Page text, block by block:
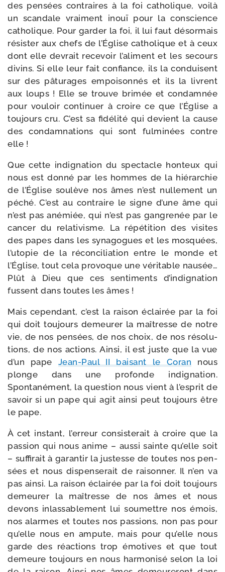
des pen­sées contraires à la foi catho­lique, voi­là
un scan­dale vrai­ment inouï pour la conscience
catho­lique. Pour gar­der la foi, il lui faut désor­mais
résis­ter aux chefs de l’Église catho­lique et à ceux
dont elle devrait rece­voir l’a­li­ment et les secours
divins. Si elle leur fait confiance, ils la conduisent
sur des pâtu­rages empoi­son­nés et ils la livrent
aux loups ! Elle se trouve bri­mée et condam­née
pour vou­loir conti­nuer à croire ce que l’Église a
tou­jours cru. C’est sa fidé­li­té qui devient la cause
des condam­na­tions qui sont ful­mi­nées contre
elle !
Que cette indi­gna­tion du spec­tacle hon­teux qui
nous est don­né par les hommes de la hié­rar­chie
de l’Église sou­lève nos âmes n’est nul­le­ment un
péché. C’est au contraire le signe d’une âme qui
n’est pas ané­miée, qui n’est pas gan­gre­née par le
can­cer du rela­ti­visme. La répé­ti­tion des visites
des papes dans les syna­gogues et les mos­quées,
l’u­to­pie de la récon­ci­lia­tion entre le monde et
l’Église, tout cela pro­voque une véri­table nau­sée…
Plût à Dieu que ces sen­ti­ments d’in­di­gna­tion
fussent dans toutes les âmes !
Mais cepen­dant, c’est la rai­son éclai­rée par la foi
qui doit tou­jours demeu­rer la maî­tresse de notre
vie, de nos pen­sées, de nos choix, de nos réso­lu­
tions, de nos actions. Ainsi, il est juste que la vue
d’un pape Jean-​Paul II bai­sant le Coran nous
plonge dans une pro­fonde indi­gna­tion.
Spontanément, la ques­tion nous vient à l’es­prit de
savoir si un pape qui agit ain­si peut tou­jours être
le pape.
À cet ins­tant, l’er­reur consis­te­rait à croire que la
pas­sion qui nous anime – aus­si sainte qu’elle soit
– suf­fi­rait à garan­tir la jus­tesse de toutes nos pen­
sées et nous dis­pen­se­rait de rai­son­ner. Il n’en va
pas ain­si. La rai­son éclai­rée par la foi doit tou­jours
demeu­rer la maî­tresse de nos âmes et nous
devons inlas­sa­ble­ment lui sou­mettre nos émois,
nos alarmes et toutes nos pas­sions, non pas pour
qu’elle nous en ampute, mais pour qu’elle nous
garde des réac­tions trop émo­tives et que tout
demeure tou­jours en nous har­mo­ni­sé selon la loi